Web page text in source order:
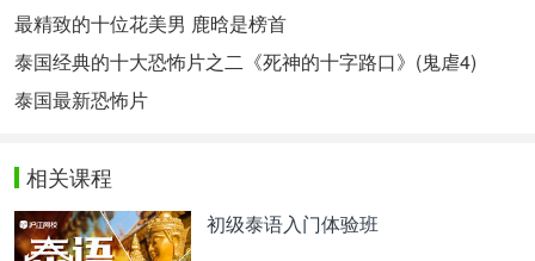
台词：
"แฟนเขาไม่ได้มีให้อยู่ด้วยกันตลอดเวลานะโว้ย เขามี
เพื่อให้รู้ว่ายังมีอีกคนหนึ่ง
原声：
- Error happens ╥﹏╥
最精致的十位花美男 鹿晗是榜首
泰国经典的十大恐怖片之二《死神的十字路口》(鬼虐4)
泰国最新恐怖片
相关课程
初级泰语入门体验班